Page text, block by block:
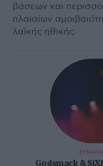
βάσεων και
πλαισίων
λαϊκής ηθικής.
Godsmack &